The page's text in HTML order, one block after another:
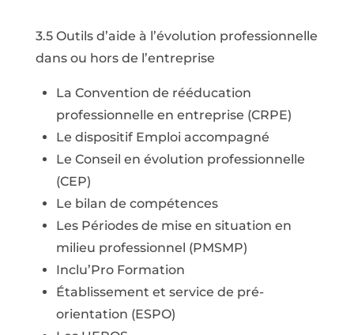
3.5 Outils d’aide à l’évolution professionnelle
dans ou hors de l’entreprise
La Convention de rééducation
professionnelle en entreprise (CRPE)
Le dispositif Emploi accompagné
Le Conseil en évolution professionnelle
(CEP)
Le bilan de compétences
Les Périodes de mise en situation en
milieu professionnel (PMSMP)
Inclu’Pro Formation
Établissement et service de pré-
orientation (ESPO)